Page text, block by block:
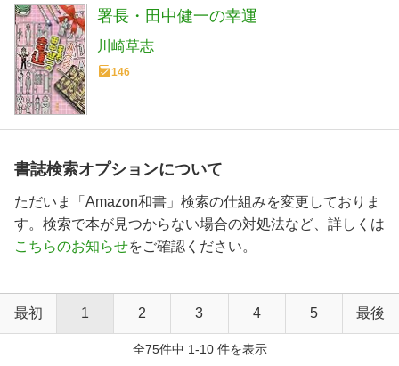
署長・田中健一の幸運
川崎草志
146
書誌検索オプションについて
ただいま「Amazon和書」検索の仕組みを変更しておりま
す。検索で本が見つからない場合の対処法など、詳しくは
こちらのお知らせをご確認ください。
最初 1 2 3 4 5 最後
全75件中 1-10 件を表示